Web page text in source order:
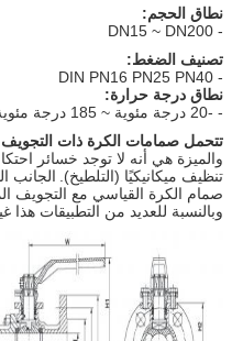
نطاق الحجم:
- DN15 ~ DN200
تصنيف الضغط:
- DIN PN16 PN25 PN40
نطاق درجة حرارة:
- -20 درجة مئوية ~ 185 درجة مئوية
تتحمل صمامات الكرة ذات التجويف
والميزة هي أنه لا توجد خسائر
تنظيف ميكانيكيًا (التلطيخ). الجانب
صمام الكرة القياسي مع التجويف
وبالنسبة للعديد من التطبيقات هذا